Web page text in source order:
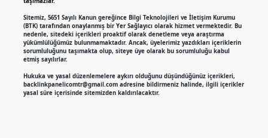
Sitemiz, 5651 Sayılı Kanun gereğince Bilgi Teknolojileri ve İletişim Kurumu
(BTK) tarafından onaylanmış bir Yer Sağlayıcı olarak hizmet vermektedir. Bu
nedenle, sitedeki içerikleri proaktif olarak denetleme veya araştırma
yükümlülüğümüz bulunmamaktadır. Ancak, üyelerimiz yazdıkları içeriklerin
sorumluluğunu taşımakta olup, siteye üye olarak bu sorumluluğu kabul
etmiş sayılırlar.
Hukuka ve yasal düzenlemelere aykırı olduğunu düşündüğünüz içerikleri,
backlinkpanelicomtr@gmail.comadresine bildirmeniz halinde, ilgili içerikler
yasal süre içerisinde sitemizden kaldırılacaktır.